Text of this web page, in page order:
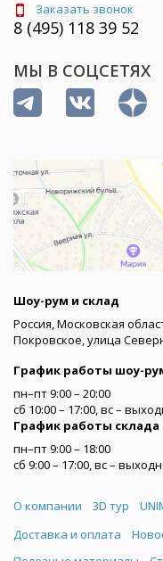
Заказать звонок
8 (495) 118 39 52
МЫ В СОЦСЕТЯХ
Шоу-рум и склад
Россия, Московская
Покровское, улица
График работы шоу-
пн–пт 9:00 – 20:00
сб 10:00 – 17:00, вс –
График работы склада
пн–пт 9:00 – 18:00
сб 9:00 – 17:00, вс –
Меню
О компании 3D тур
Доставка и оплата